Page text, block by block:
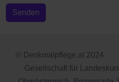
Senden
© Denkmalpflege.at 2024
Gesellschaft für